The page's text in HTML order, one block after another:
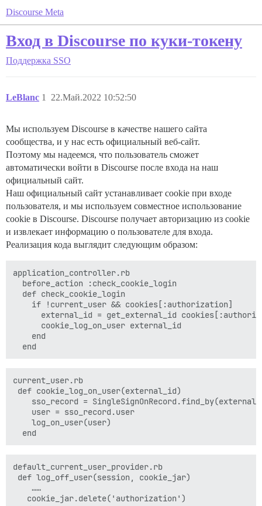
Discourse Meta
Вход в Discourse по куки-токену
Поддержка SSO
LeBlanc 22.Май.2022 10:52:50
1
Мы используем Discourse в качестве нашего сайта
сообщества, и у нас есть официальный веб-сайт.
Поэтому мы надеемся, что пользователь сможет
автоматически войти в Discourse после входа на наш
официальный сайт.
Наш официальный сайт устанавливает cookie при входе
пользователя, и мы используем совместное использование
cookie в Discourse. Discourse получает авторизацию из cookie
и извлекает информацию о пользователе для входа.
Реализация кода выглядит следующим образом:
application_controller.rb
  before_action :check_cookie_login
  def check_cookie_login
    if !current_user && cookies[:authorization]
external_id = get_external_id
      cookie_log_on_user external_id
    end
current_user.rb
def cookie_log_on_user(external_id)
sso_record =
    user = sso_record.user
    log_on_user(user)
default_current_user_provider.rb
def log_off_user(session, cookie_jar)
    ……
   cookie_jar.delete('authorization')